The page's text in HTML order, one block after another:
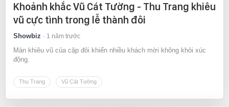
Khoảnh khắc Vũ Cát Tường - Thu Trang khiêu
vũ cực tình trong lễ thành đôi
Showbiz 1 năm trước
Màn khiêu vũ của cặp đôi khiến nhiều khách mời không khỏi xúc
động.
Thu Trang Vũ Cát Tường